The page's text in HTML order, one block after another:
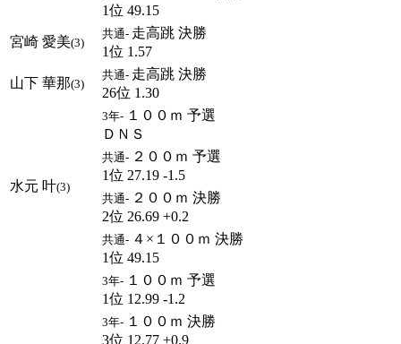
1位 49.15
宮崎 愛美(3)
共通- 走高跳 決勝
1位 1.57
山下 華那(3)
共通- 走高跳 決勝
26位 1.30
水元 叶(3)
3年- １００ｍ 予選
ＤＮＳ
共通- ２００ｍ 予選
1位 27.19 -1.5
共通- ２００ｍ 決勝
2位 26.69 +0.2
共通- ４×１００ｍ 決勝
1位 49.15
3年- １００ｍ 予選
1位 12.99 -1.2
3年- １００ｍ 決勝
3位 12.77 +0.9